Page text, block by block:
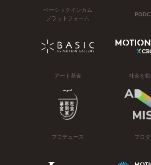
ベーシックインカム
プラットフォーム
アート基金 社会を
プロデュース プロ